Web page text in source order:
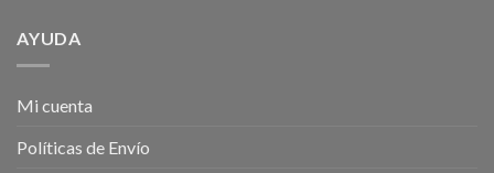
AYUDA
Mi cuenta
Políticas de Envío